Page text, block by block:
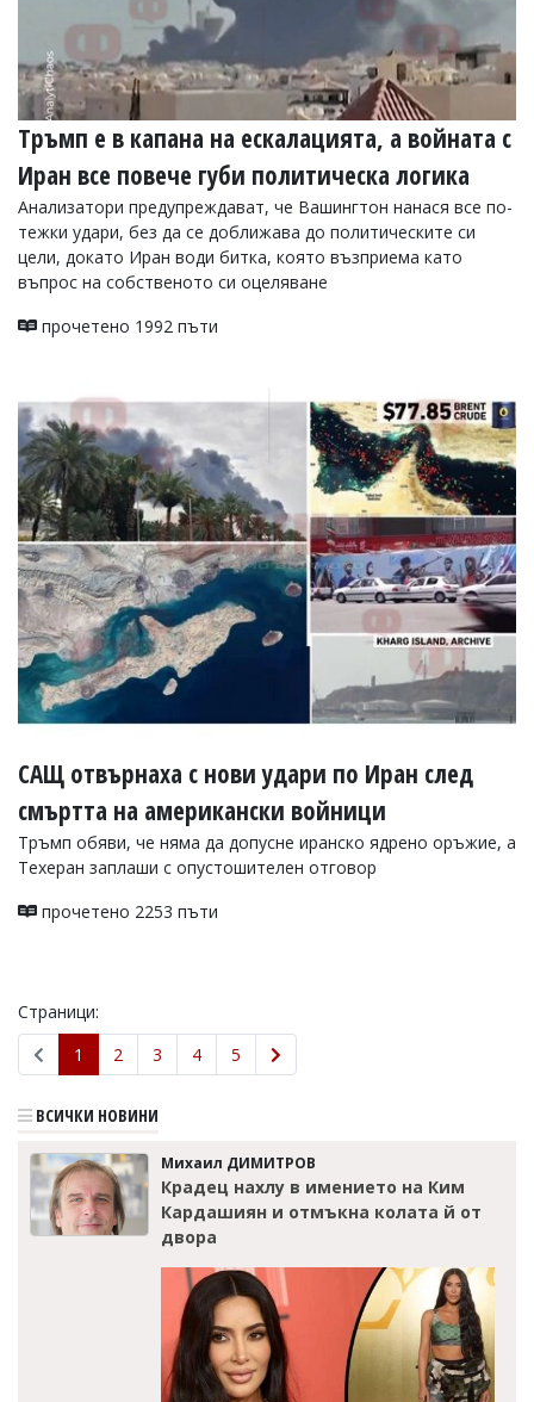
Тръмп е в капана на ескалацията, а войната с
Иран все повече губи политическа логика
Анализатори предупреждават, че Вашингтон нанася все по-
тежки удари, без да се доближава до политическите си
цели, докато Иран води битка, която възприема като
въпрос на собственото си оцеляване
прочетено 1992 пъти
САЩ отвърнаха с нови удари по Иран след
смъртта на американски войници
Тръмп обяви, че няма да допусне иранско ядрено оръжие, а
Техеран заплаши с опустошителен отговор
прочетено 2253 пъти
Страници:
1
2 3 4 5
ВСИЧКИ НОВИНИ
Михаил ДИМИТРОВ
Крадец нахлу в имението на Ким
Кардашиян и отмъкна колата й от
двора